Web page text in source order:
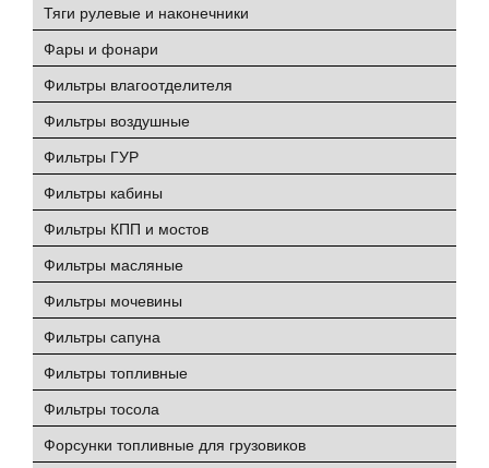
Тяги рулевые и наконечники
Фары и фонари
Фильтры влагоотделителя
Фильтры воздушные
Фильтры ГУР
Фильтры кабины
Фильтры КПП и мостов
Фильтры масляные
Фильтры мочевины
Фильтры сапуна
Фильтры топливные
Фильтры тосола
Форсунки топливные для грузовиков